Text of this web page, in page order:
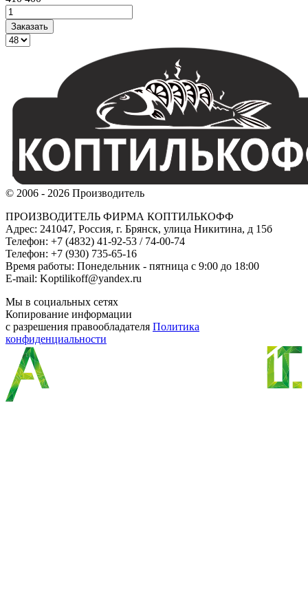
© 2006 - 2026 Производитель
ПРОИЗВОДИТЕЛЬ ФИРМА КОПТИЛЬКОФФ
Адрес: 241047, Россия, г. Брянск, улица Никитина, д 15б
Телефон: +7 (4832) 41-92-53 / 74-00-74
Телефон: +7 (930) 735-65-16
Время работы: Понедельник - пятница с 9:00 до 18:00
E-mail: Koptilikoff@yandex.ru
Мы в социальных сетях
Копирование информации
с разрешения правообладателя Политика
конфиденциальности